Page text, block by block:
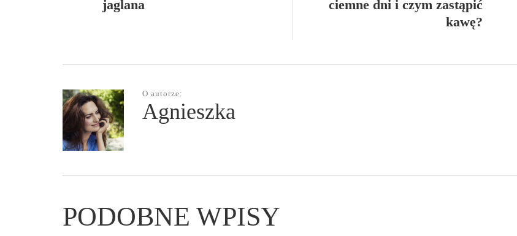
ciemne dni i czym zastąpić
kawę?
jaglana
O autorze:
Agnieszka
PODOBNE WPISY